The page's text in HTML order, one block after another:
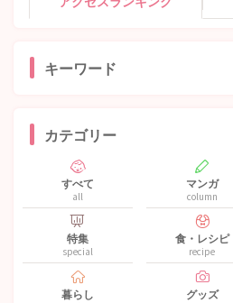
キーワード
カテゴリー
すべて
all
マンガ
column
特集
special
食・レシピ
recipe
暮らし グッズ